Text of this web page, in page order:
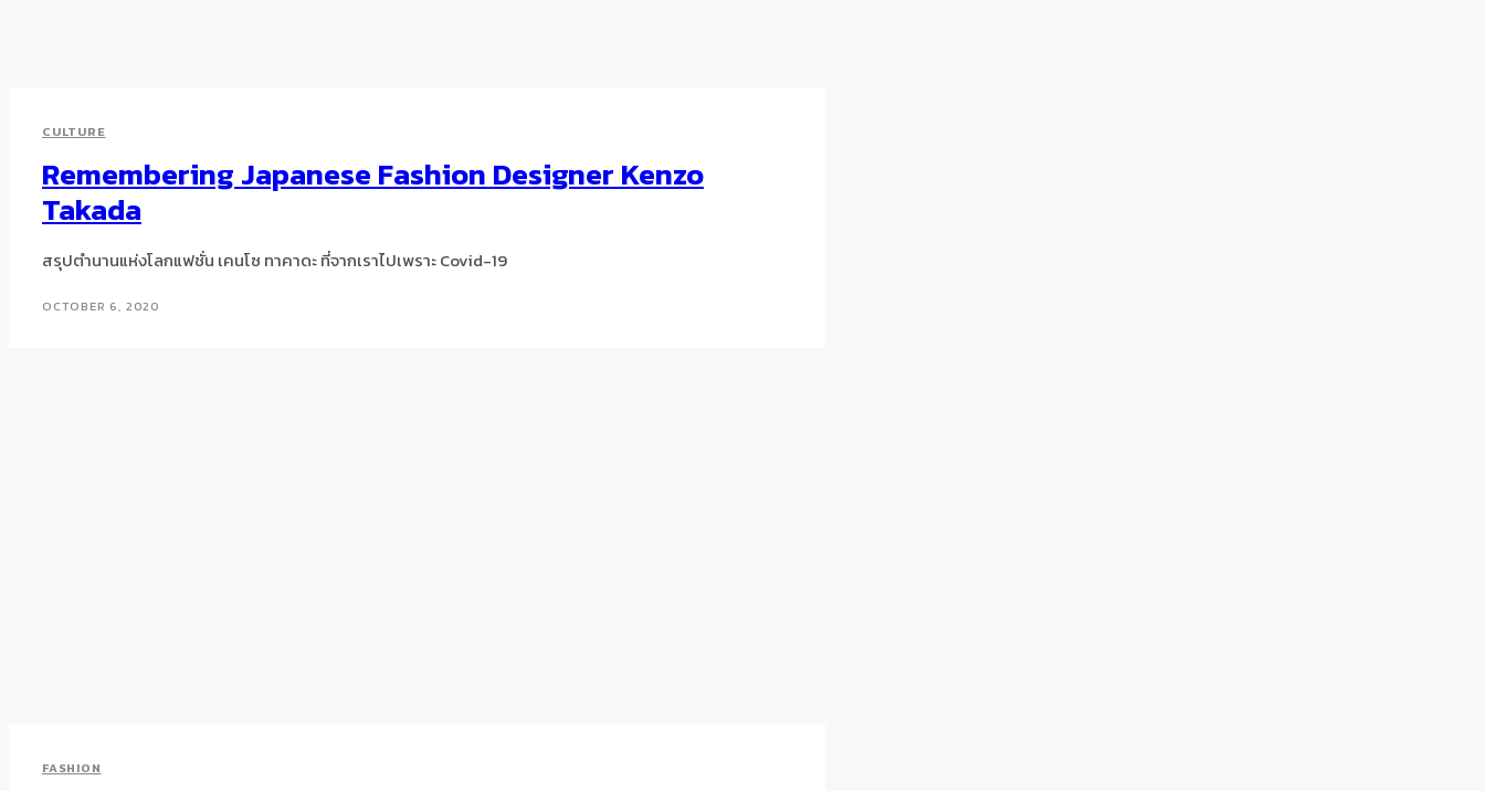
CULTURE
Remembering Japanese Fashion Designer Kenzo
Takada
สรุปตำนานแห่งโลกแฟชั่น เคนโซ ทาคาดะ ที่จากเราไปเพราะ Covid-19
OCTOBER 6, 2020
FASHION